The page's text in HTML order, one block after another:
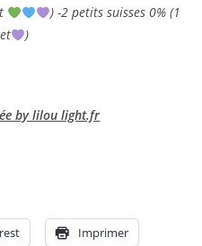
) -2 petits suisses 0% (1
)
by lilou light.fr
Imprimer